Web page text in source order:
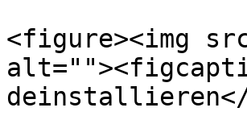
<figure><img